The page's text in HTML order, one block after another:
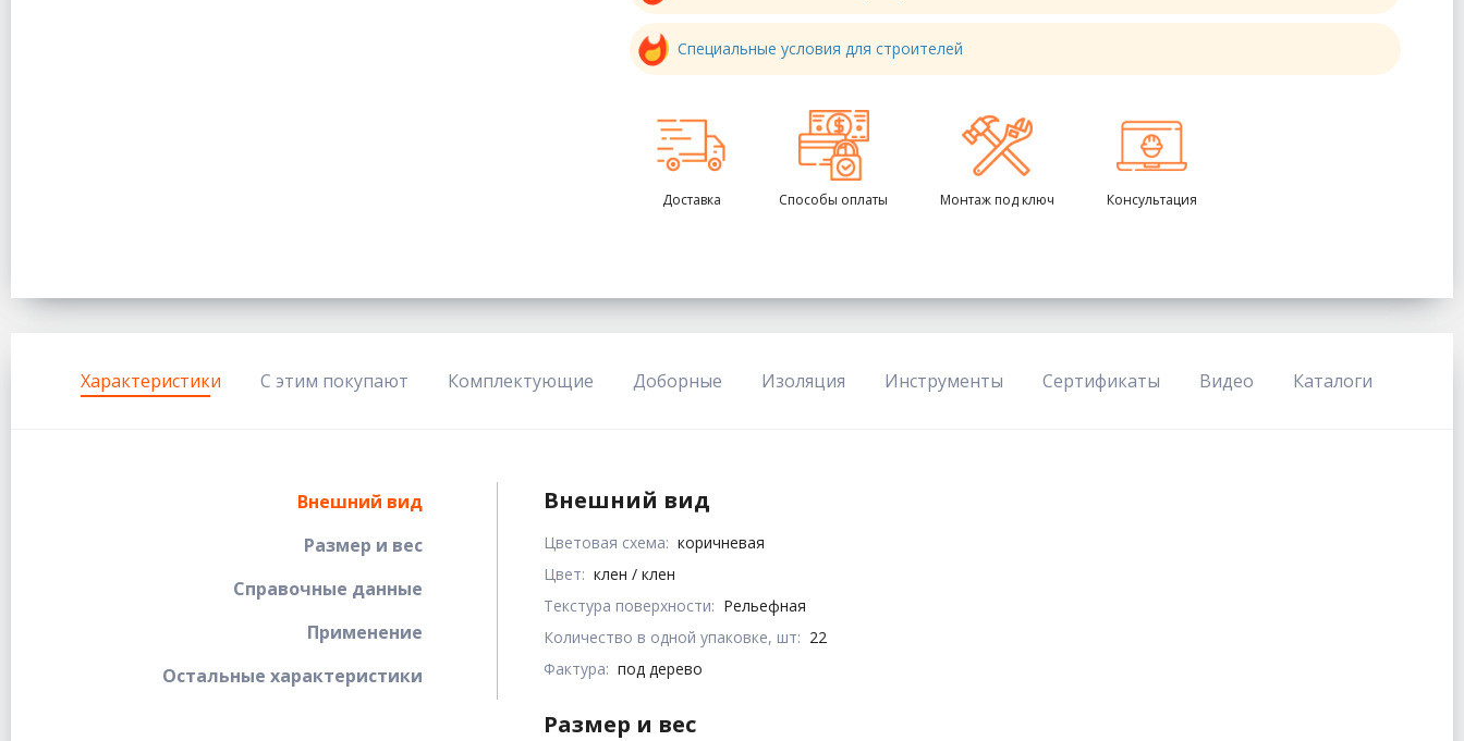
Специальные условия для строителей
Доставка Способы оплаты Монтаж под ключ Консультация
Характеристики С этим покупают Комплектующие Доборные Изоляция Инструменты Сертификаты Видео Каталоги
Внешний вид
Размер и вес
Справочные данные
Применение
Остальные характеристики
Внешний вид
Цветовая схема: коричневая
Цвет: клен / клен
Текстура поверхности: Рельефная
Количество в одной упаковке, шт: 22
Фактура: под дерево
Размер и вес